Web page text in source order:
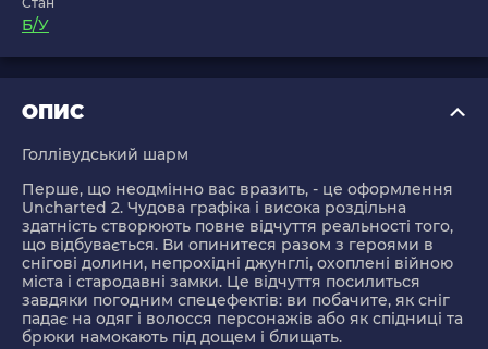
Б/У
ОПИС
Голлівудський шарм
Перше, що неодмінно вас вразить, - це оформлення
Uncharted 2. Чудова графіка і висока роздільна
здатність створюють повне відчуття реальності того,
що відбувається. Ви опинитеся разом з героями в
снігові долини, непрохідні джунглі, охоплені війною
міста і стародавні замки. Це відчуття посилиться
завдяки погодним спецефектів: ви побачите, як сніг
падає на одяг і волосся персонажів або як спідниці та
брюки намокають під дощем і блищать.